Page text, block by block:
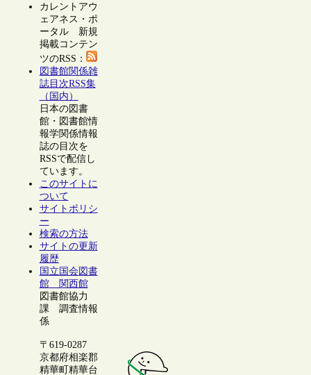
カレントアウ
ェアネス・ポ
ータル 新規
掲載コンテン
ツのRSS：
図書館関係雑
誌目次RSS集
（国内）
日本の図書
館・図書館情
報学関係情報
誌の目次を
RSSで配信し
ています。
このサイトに
ついて
サイトポリシ
ー
検索の方法
サイトの更新
履歴
国立国会図書
館 関西館
図書館協力
課 調査情報
係
〒619-0287
京都府相楽郡
精華町精華台